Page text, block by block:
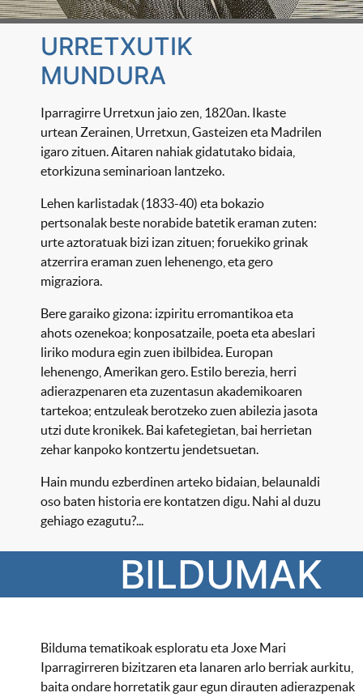
URRETXUTIK
MUNDURA
Iparragirre Urretxun jaio zen, 1820an. Ikaste
urtean Zerainen, Urretxun, Gasteizen eta Madrilen
igaro zituen. Aitaren nahiak gidatutako bidaia,
etorkizuna seminarioan lantzeko.
Lehen karlistadak (1833-40) eta bokazio
pertsonalak beste norabide batetik eraman zuten:
urte aztoratuak bizi izan zituen; foruekiko grinak
atzerrira eraman zuen lehenengo, eta gero
migraziora.
Bere garaiko gizona: izpiritu erromantikoa eta
ahots ozenekoa; konposatzaile, poeta eta abeslari
liriko modura egin zuen ibilbidea. Europan
lehenengo, Amerikan gero. Estilo berezia, herri
adierazpenaren eta zuzentasun akademikoaren
tartekoa; entzuleak berotzeko zuen abilezia jasota
utzi dute kronikek. Bai kafetegietan, bai herrietan
zehar kanpoko kontzertu jendetsuetan.
Hain mundu ezberdinen arteko bidaian, belaunaldi
oso baten historia ere kontatzen digu. Nahi al duzu
gehiago ezagutu?...
BILDUMAK
Bilduma tematikoak esploratu eta Joxe Mari
Iparragirreren bizitzaren eta lanaren arlo berriak aurkitu,
baita ondare horretatik gaur egun dirauten adierazpenak